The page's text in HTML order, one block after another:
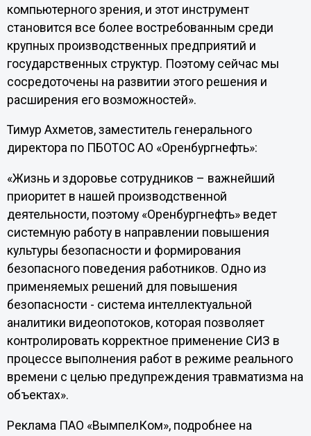
компьютерного зрения, и этот инструмент
становится все более востребованным среди
крупных производственных предприятий и
государственных структур. Поэтому сейчас мы
сосредоточены на развитии этого решения и
расширения его возможностей».
Тимур Ахметов, заместитель генерального
директора по ПБОТОС АО «Оренбургнефть»:
«Жизнь и здоровье сотрудников – важнейший
приоритет в нашей производственной
деятельности, поэтому «Оренбургнефть» ведет
системную работу в направлении повышения
культуры безопасности и формирования
безопасного поведения работников. Одно из
применяемых решений для повышения
безопасности - система интеллектуальной
аналитики видеопотоков, которая позволяет
контролировать корректное применение СИЗ в
процессе выполнения работ в режиме реального
времени с целью предупреждения травматизма на
объектах».
Реклама ПАО «ВымпелКом», подробнее на